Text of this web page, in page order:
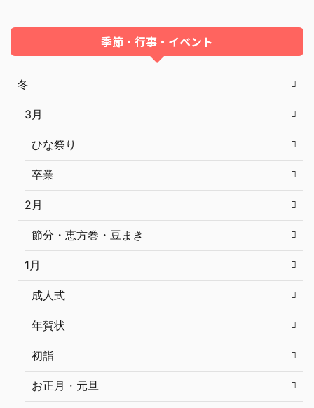
季節・行事・イベント
冬
3月
ひな祭り
卒業
2月
節分・恵方巻・豆まき
1月
成人式
年賀状
初詣
お正月・元旦